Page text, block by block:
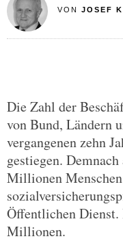
VON JOSEF
Die Zahl der
von Bund, Ländern
vergangenen zehn
gestiegen.
Millionen
Öffentlichen Dienst.
Millionen.